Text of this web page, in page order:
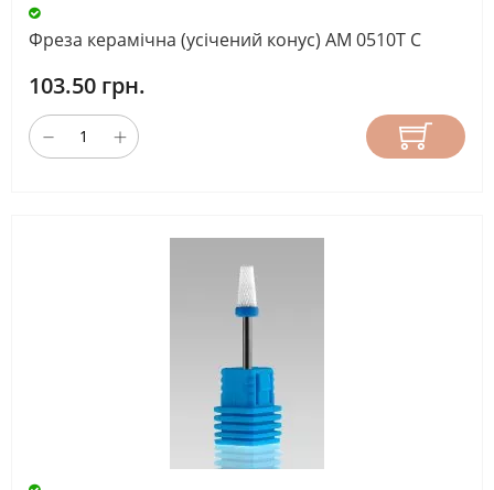
Фреза керамічна (усічений конус) AM 0510T С
103.50 грн.